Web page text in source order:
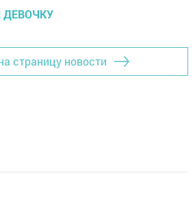
ДЕВОЧКУ
страницу новости